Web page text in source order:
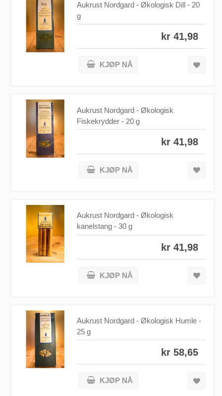
Aukrust Nordgard - Økologisk Dill - 20
g
kr 41,98
KJØP NÅ
Aukrust Nordgard - Økologisk
Fiskekrydder - 20 g
kr 41,98
KJØP NÅ
Aukrust Nordgard - Økologisk
kanelstang - 30 g
kr 41,98
KJØP NÅ
Aukrust Nordgard - Økologisk Humle -
25 g
kr 58,65
KJØP NÅ